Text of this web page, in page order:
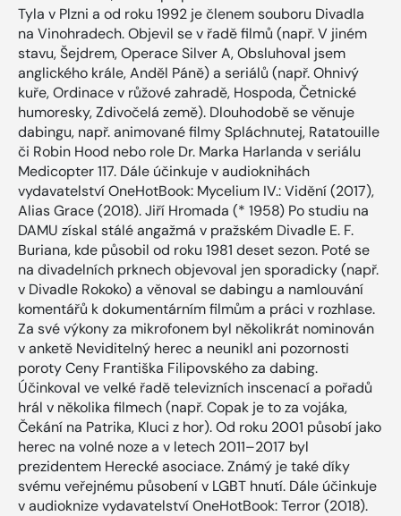
Tyla v Plzni a od roku 1992 je členem souboru Divadla
na Vinohradech. Objevil se v řadě filmů (např. V jiném
stavu, Šejdrem, Operace Silver A, Obsluhoval jsem
anglického krále, Anděl Páně) a seriálů (např. Ohnivý
kuře, Ordinace v růžové zahradě, Hospoda, Četnické
humoresky, Zdivočelá země). Dlouhodobě se věnuje
dabingu, např. animované filmy Spláchnutej, Ratatouille
či Robin Hood nebo role Dr. Marka Harlanda v seriálu
Medicopter 117. Dále účinkuje v audioknihách
vydavatelství OneHotBook: Mycelium IV.: Vidění (2017),
Alias Grace (2018). Jiří Hromada (* 1958) Po studiu na
DAMU získal stálé angažmá v pražském Divadle E. F.
Buriana, kde působil od roku 1981 deset sezon. Poté se
na divadelních prknech objevoval jen sporadicky (např.
v Divadle Rokoko) a věnoval se dabingu a namlouvání
komentářů k dokumentárním filmům a práci v rozhlase.
Za své výkony za mikrofonem byl několikrát nominován
v anketě Neviditelný herec a neunikl ani pozornosti
poroty Ceny Františka Filipovského za dabing.
Účinkoval ve velké řadě televizních inscenací a pořadů
hrál v několika filmech (např. Copak je to za vojáka,
Čekání na Patrika, Kluci z hor). Od roku 2001 působí jako
herec na volné noze a v letech 2011–2017 byl
prezidentem Herecké asociace. Známý je také díky
svému veřejnému působení v LGBT hnutí. Dále účinkuje
v audioknize vydavatelství OneHotBook: Terror (2018).